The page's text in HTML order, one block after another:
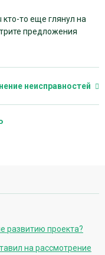
то еще глянул на
предложения
неисправностей
развитию проекта?
на рассмотрение